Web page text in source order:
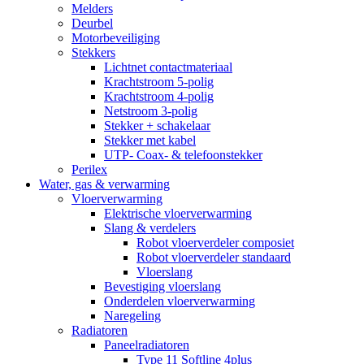
Melders
Deurbel
Motorbeveiliging
Stekkers
Lichtnet contactmateriaal
Krachtstroom 5-polig
Krachtstroom 4-polig
Netstroom 3-polig
Stekker + schakelaar
Stekker met kabel
UTP- Coax- & telefoonstekker
Perilex
Water, gas & verwarming
Vloerverwarming
Elektrische vloerverwarming
Slang & verdelers
Robot vloerverdeler composiet
Robot vloerverdeler standaard
Vloerslang
Bevestiging vloerslang
Onderdelen vloerverwarming
Naregeling
Radiatoren
Paneelradiatoren
Type 11 Softline 4plus